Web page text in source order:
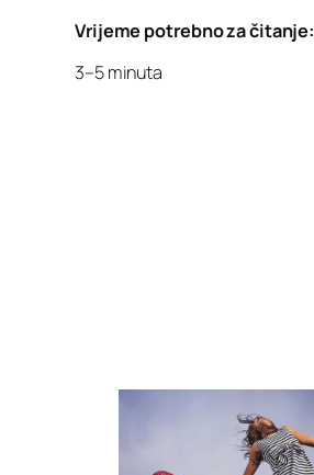
Vrijeme potrebno za čitanje:
3–5 minuta